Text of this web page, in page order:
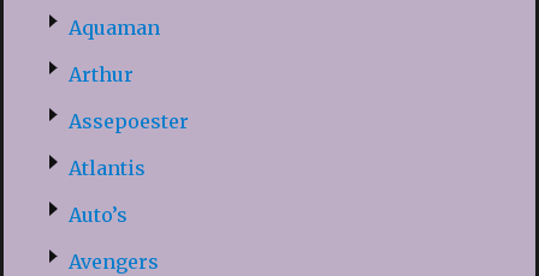
Aquaman
Arthur
Assepoester
Atlantis
Auto’s
Avengers